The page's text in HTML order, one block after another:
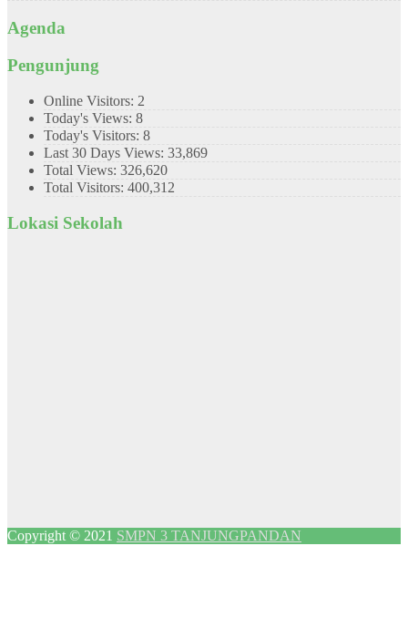
Agenda
Pengunjung
Online Visitors: 2
Today's Views: 8
Today's Visitors: 8
Last 30 Days Views: 33,869
Total Views: 326,620
Total Visitors: 400,312
Lokasi Sekolah
Copyright © 2021 SMPN 3 TANJUNGPANDAN